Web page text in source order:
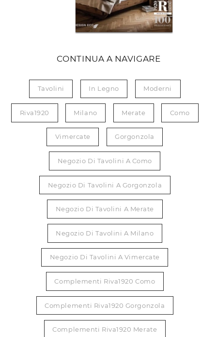
CONTINUA A NAVIGARE
Tavolini In Legno Moderni
Riva1920 Milano Merate Como
Vimercate Gorgonzola
Negozio Di Tavolini A Como
Negozio Di Tavolini A Gorgonzola
Negozio Di Tavolini A Merate
Negozio Di Tavolini A Milano
Negozio Di Tavolini A Vimercate
Complementi Riva1920 Como
Complementi Riva1920 Gorgonzola
Complementi Riva1920 Merate